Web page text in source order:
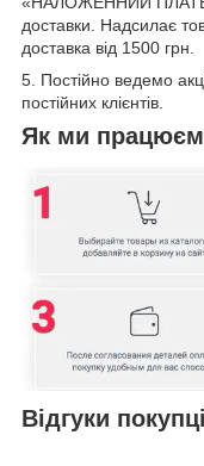
доставки. Надсилає
доставка від 1500 грн.
5. Постійно ведемо
постійних
Як ми
Відгуки